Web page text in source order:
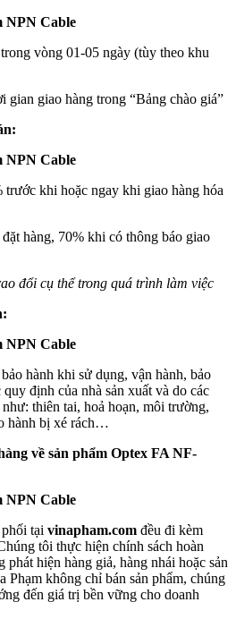
NPN Cable
vòng 01-05 ngày (tùy theo khu
gian giao hàng trong “Bảng chào giá”
NPN Cable
trước khi hoặc ngay khi giao hàng hóa
hàng, 70% khi có thông báo giao
đổi cụ thể trong quá trình làm việc
NPN Cable
hành khi sử dụng, vận hành, bảo
định của nhà sản xuất và do các
thiên tai, hoả hoạn, môi trường,
hành bị xé rách…
về sản phẩm Optex FA NF-
NPN Cable
tại vinapham.com đều đi kèm
tôi thực hiện chính sách hoàn
phát hiện hàng giả, hàng nhái hoặc sản
Phạm không chỉ bán sản phẩm, chúng
đến giá trị bền vững cho doanh